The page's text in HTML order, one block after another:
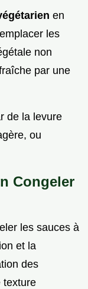
en
les
non
par une
de la levure
ou
Congeler
les sauces à
et la
des
texture